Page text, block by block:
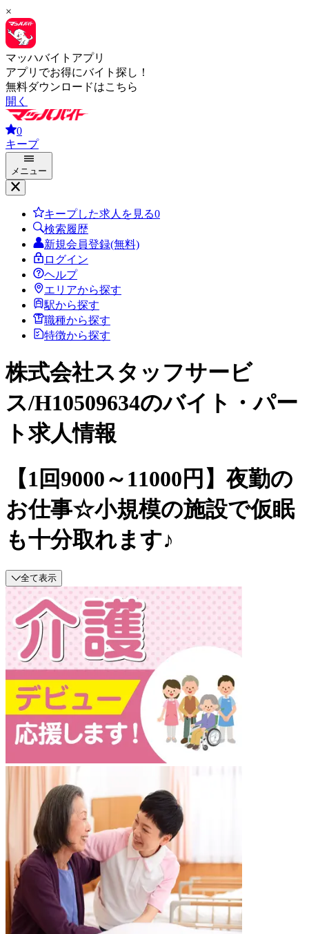
×
マッハバイトアプリ
アプリでお得にバイト探し！
無料ダウンロードはこちら
開く
0
キープ
メニュー
キープした求人を見る0
検索履歴
新規会員登録(無料)
ログイン
ヘルプ
エリアから探す
駅から探す
職種から探す
特徴から探す
株式会社スタッフサービ
ス/H10509634のバイト・パー
ト求人情報
【1回9000～11000円】夜勤の
お仕事☆小規模の施設で仮眠
も十分取れます♪
全て表示